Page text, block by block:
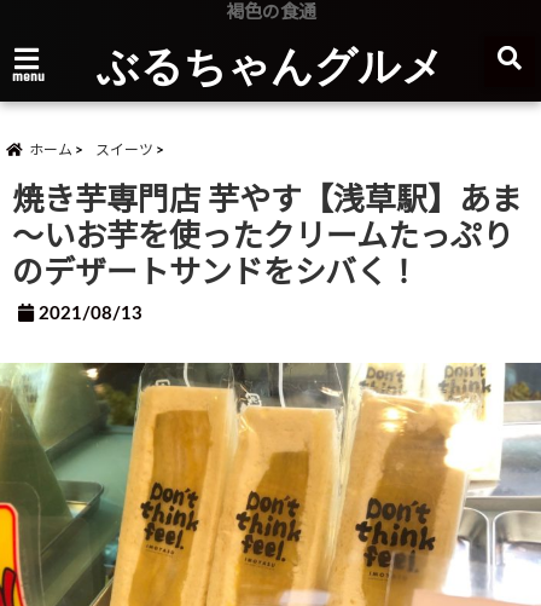
褐色の食通
menu ぶるちゃんグルメ
ホーム スイーツ
焼き芋専門店 芋やす【浅草駅】あま
～いお芋を使ったクリームたっぷり
のデザートサンドをシバく！
2021/08/13